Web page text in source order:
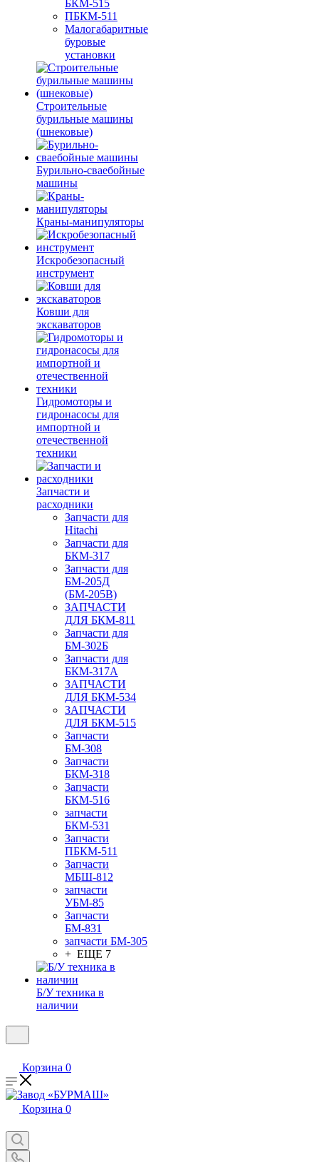
БКМ-515
ПБКМ-511
Малогабаритные
буровые
установки
Строительные
бурильные машины
(шнековые)
Бурильно-сваебойные
машины
Краны-манипуляторы
Искробезопасный
инструмент
Ковши для
экскаваторов
Гидромоторы и
гидронасосы для
импортной и
отечественной
техники
Запчасти и
расходники
Запчасти для
Hitachi
Запчасти для
БКМ-317
Запчасти для
БМ-205Д
(БМ-205В)
ЗАПЧАСТИ
ДЛЯ БКМ-811
Запчасти для
БМ-302Б
Запчасти для
БКМ-317А
ЗАПЧАСТИ
ДЛЯ БКМ-534
ЗАПЧАСТИ
ДЛЯ БКМ-515
Запчасти
БМ-308
Запчасти
БКМ-318
Запчасти
БКМ-516
запчасти
БКМ-531
Запчасти
ПБКМ-511
Запчасти
МБШ-812
запчасти
УБМ-85
Запчасти
БМ-831
запчасти БМ-305
+ ЕЩЕ 7
Б/У техника в
наличии
Корзина 0
Корзина 0